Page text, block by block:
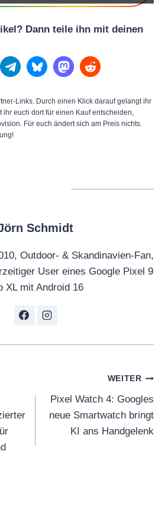
o
t
b
a
c
k
e
i
d
t
i
Dann teile ihn mit deinen
Links. Durch einen Klick darauf gelangt ihr
ihr euch dort für einen Kauf entscheiden,
Für euch ändert sich am Preis nichts.
Schmidt
Outdoor- & Skandinavien-Fan,
User eines Google Pixel 9
XL mit Android 16
WEITER
Pixel Watch 4: Googles
neue Smartwatch bringt
KI ans Handgelenk